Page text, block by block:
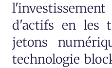
d'actifs en les
jetons
technologie